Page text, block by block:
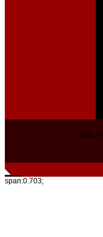
掲載内
span:0.703;